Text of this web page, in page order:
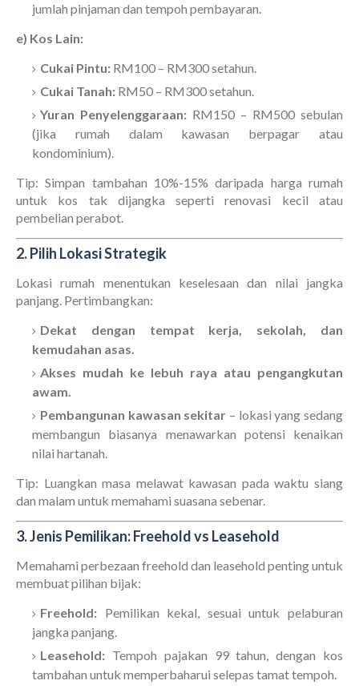
jumlah pinjaman dan tempoh pembayaran.
e) Kos Lain:
Cukai Pintu: RM100 – RM300 setahun.
Cukai Tanah: RM50 – RM300 setahun.
Yuran Penyelenggaraan: RM150 – RM500 sebulan
(jika rumah dalam kawasan berpagar atau
kondominium).
Tip: Simpan tambahan 10%-15% daripada harga rumah
untuk kos tak dijangka seperti renovasi kecil atau
pembelian perabot.
2. Pilih Lokasi Strategik
Lokasi rumah menentukan keselesaan dan nilai jangka
panjang. Pertimbangkan:
Dekat dengan tempat kerja, sekolah, dan
kemudahan asas.
Akses mudah ke lebuh raya atau pengangkutan
awam.
Pembangunan kawasan sekitar – lokasi yang sedang
membangun biasanya menawarkan potensi kenaikan
nilai hartanah.
Tip: Luangkan masa melawat kawasan pada waktu siang
dan malam untuk memahami suasana sebenar.
3. Jenis Pemilikan: Freehold vs Leasehold
Memahami perbezaan freehold dan leasehold penting untuk
membuat pilihan bijak:
Freehold: Pemilikan kekal, sesuai untuk pelaburan
jangka panjang.
Leasehold: Tempoh pajakan 99 tahun, dengan kos
tambahan untuk memperbaharui selepas tamat tempoh.